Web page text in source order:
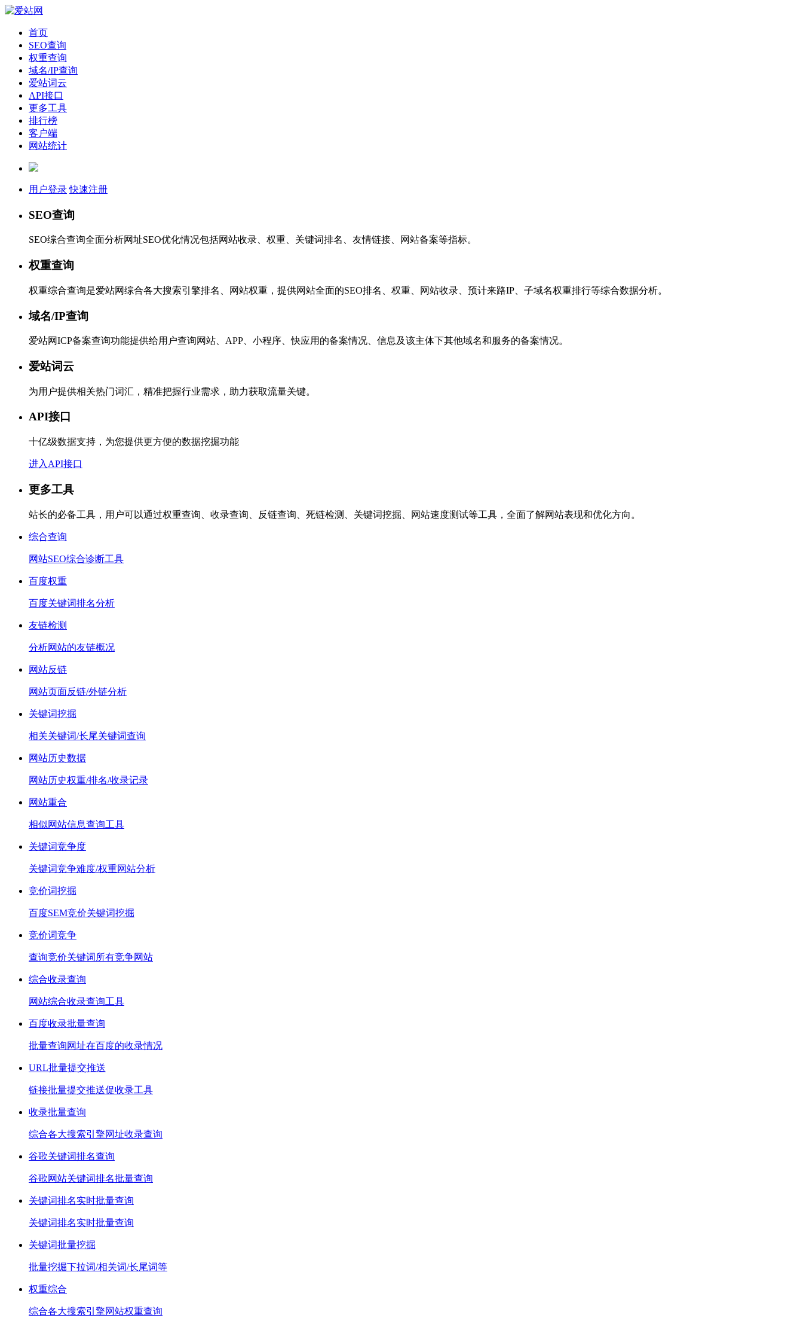
首页
SEO查询
权重查询
域名/IP查询
爱站词云
API接口
更多工具
排行榜
客户端
网站统计
用户登录 快速注册
SEO查询
SEO综合查询全面分析网址SEO优化情况包括网站收录、权重、关键词排名、友情链接、网站备案等指标。
权重查询
权重综合查询是爱站网综合各大搜索引擎排名、网站权重，提供网站全面的SEO排名、权重、网站收录、预计来路IP、子域名权重排行等综合数据分析。
域名/IP查询
爱站网ICP备案查询功能提供给用户查询网站、APP、小程序、快应用的备案情况、信息及该主体下其他域名和服务的备案情况。
爱站词云
为用户提供相关热门词汇，精准把握行业需求，助力获取流量关键。
API接口
十亿级数据支持，为您提供更方便的数据挖掘功能
进入API接口
更多工具
站长的必备工具，用户可以通过权重查询、收录查询、反链查询、死链检测、关键词挖掘、网站速度测试等工具，全面了解网站表现和优化方向。
综合查询
网站SEO综合诊断工具
百度权重
百度关键词排名分析
友链检测
分析网站的友链概况
网站反链
网站页面反链/外链分析
关键词挖掘
相关关键词/长尾关键词查询
网站历史数据
网站历史权重/排名/收录记录
网站重合
相似网站信息查询工具
关键词竞争度
关键词竞争难度/权重网站分析
竞价词挖掘
百度SEM竞价关键词挖掘
竞价词竞争
查询竞价关键词所有竞争网站
综合收录查询
网站综合收录查询工具
百度收录批量查询
批量查询网址在百度的收录情况
URL批量提交推送
链接批量提交推送促收录工具
收录批量查询
综合各大搜索引擎网址收录查询
谷歌关键词排名查询
谷歌网站关键词排名批量查询
关键词排名实时批量查询
关键词排名实时批量查询
关键词批量挖掘
批量挖掘下拉词/相关词/长尾词等
权重综合
综合各大搜索引擎网站权重查询